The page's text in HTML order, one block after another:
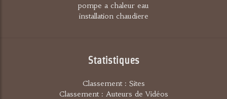
pompe a chaleur eau
installation chaudiere
Statistiques
Classement : Sites
Classement : Auteurs de Vidéos